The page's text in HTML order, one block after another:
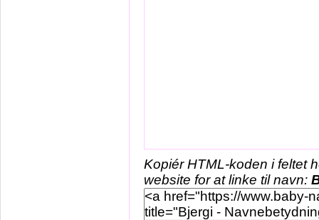
Kopiér HTML-koden i feltet
website for at linke til navn: